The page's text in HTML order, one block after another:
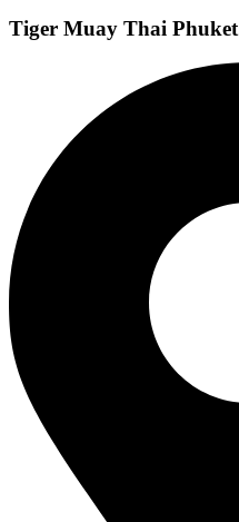
Tiger Muay Thai Phuket